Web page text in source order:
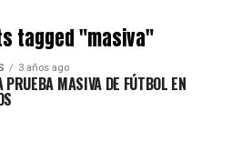
tagged "masiva"
3 años ago
MASIVA DE FÚTBOL EN